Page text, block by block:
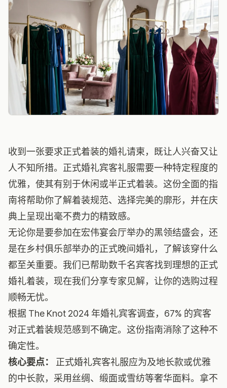
收到一张要求正式着装的婚礼请柬，既让人兴奋又让
人不知所措。正式婚礼宾客礼服需要一种特定程度的
优雅，使其有别于休闲或半正式着装。这份全面的指
南将帮助你了解着装规范、选择完美的廓形，并在庆
典上呈现出毫不费力的精致感。
无论你是要参加在宏伟宴会厅举办的黑领结盛会，还
是在乡村俱乐部举办的正式晚间婚礼，了解该穿什么
都至关重要。我们已帮助数千名宾客找到理想的正式
婚礼着装，现在我们分享专家见解，让你的选购过程
顺畅无忧。
根据 The Knot 2024 年婚礼宾客调查，67% 的宾客
对正式着装规范感到不确定。这份指南消除了这种不
确定性。
核心要点：
正式婚礼宾客礼服应为及地长款或优雅
的中长款，采用丝绸、缎面或雪纺等奢华面料。拿不